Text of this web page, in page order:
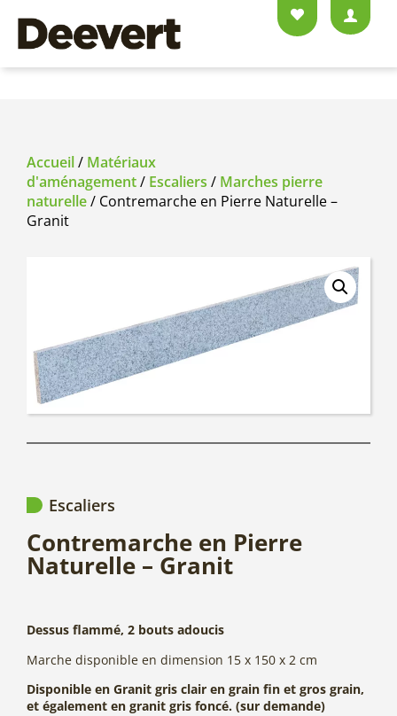
Accueil/ Matériaux
d'aménagement/ Escaliers / Marches pierre
naturelle/ Contremarche en Pierre Naturelle –
Granit
Escaliers
Contremarche en Pierre
Naturelle – Granit
Dessus flammé, 2 bouts adoucis
Marche disponible en dimension 15 x 150 x 2 cm
Disponible en Granit gris clair en grain fin et gros grain,
et également en granit gris foncé. (sur demande)